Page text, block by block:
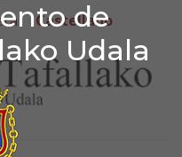
de
Udala
de
Castellano